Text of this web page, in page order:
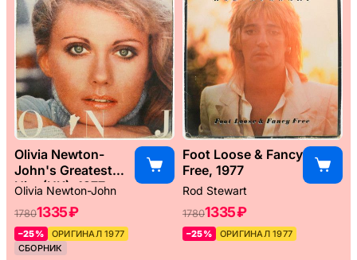
Olivia Newton-
John's Greatest
Hits (UK), 1977
Olivia Newton-John
17801335 ₽
–25%
ОРИГИНАЛ 1977
СБОРНИК
Foot Loose & Fancy
Free, 1977
Rod Stewart
17801335 ₽
–25% ОРИГИНАЛ 1977